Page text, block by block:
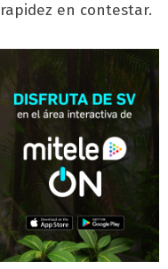
en contestar.